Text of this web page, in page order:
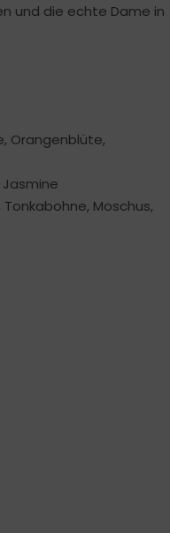
und die echte Dame in
Orangenblüte,
Jasmine
Moschus,